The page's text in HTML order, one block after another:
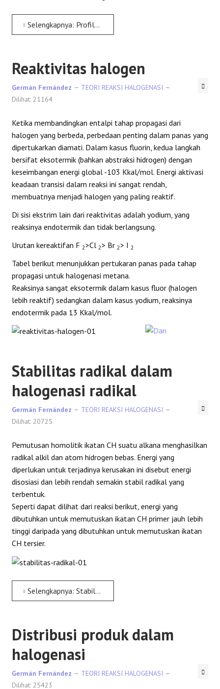
Selengkapnya: Profil Energi
Reaktivitas halogen
Germán Fernández
TEORI REAKSI HALOGENASI
Dilihat: 21164
Ketika membandingkan entalpi tahap propagasi dari
halogen yang berbeda, perbedaan penting dalam panas yang
dipertukarkan diamati. Dalam kasus fluorin, kedua langkah
bersifat eksotermik (bahkan abstraksi hidrogen) dengan
keseimbangan energi global -103 Kkal/mol. Energi aktivasi
keadaan transisi dalam reaksi ini sangat rendah,
membuatnya menjadi halogen yang paling reaktif.
Di sisi ekstrim lain dari reaktivitas adalah yodium, yang
reaksinya endotermik dan tidak berlangsung.
Urutan kereaktifan F 2>Cl 2> Br 2> I 2
Tabel berikut menunjukkan pertukaran panas pada tahap
propagasi untuk halogenasi metana.
Reaksinya sangat eksotermik dalam kasus fluor (halogen
lebih reaktif) sedangkan dalam kasus yodium, reaksinya
endotermik pada 13 Kkal/mol.
Stabilitas radikal dalam
halogenasi radikal
Germán Fernández
TEORI REAKSI HALOGENASI
Dilihat: 20725
Pemutusan homolitik ikatan CH suatu alkana menghasilkan
radikal alkil dan atom hidrogen bebas. Energi yang
diperlukan untuk terjadinya kerusakan ini disebut energi
disosiasi dan lebih rendah semakin stabil radikal yang
terbentuk.
Seperti dapat dilihat dari reaksi berikut, energi yang
dibutuhkan untuk memutuskan ikatan CH primer jauh lebih
tinggi daripada yang dibutuhkan untuk memutuskan ikatan
CH tersier.
Selengkapnya: Stabilitas radikal dalam halogenasi radikal
Distribusi produk dalam
halogenasi
Germán Fernández
TEORI REAKSI HALOGENASI
Dilihat: 25423